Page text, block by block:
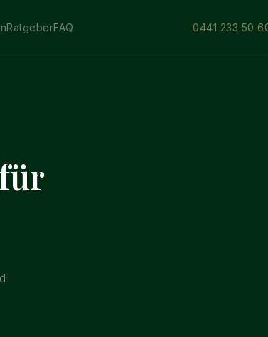
RatgeberFAQ 0441 233 50